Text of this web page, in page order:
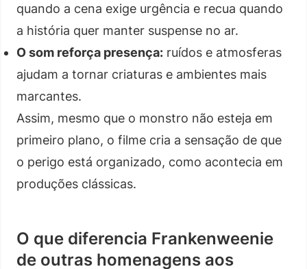
quando a cena exige urgência e recua quando
a história quer manter suspense no ar.
O som reforça presença: ruídos e atmosferas
ajudam a tornar criaturas e ambientes mais
marcantes.
Assim, mesmo que o monstro não esteja em
primeiro plano, o filme cria a sensação de que
o perigo está organizado, como acontecia em
produções clássicas.
O que diferencia Frankenweenie
de outras homenagens aos